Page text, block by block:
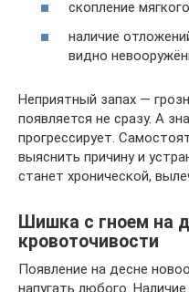
скопление
наличие
видно
Неприятный запах —
появляется не сразу. А
прогрессирует.
выяснить причину и
станет хронической,
Шишка с гноем на
кровоточивости
Появление на десне
напугать любого.